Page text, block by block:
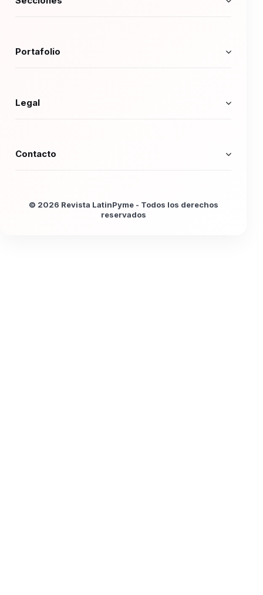
Portafolio
Legal
Contacto
© 2026 Revista LatinPyme - Todos los derechos
reservados